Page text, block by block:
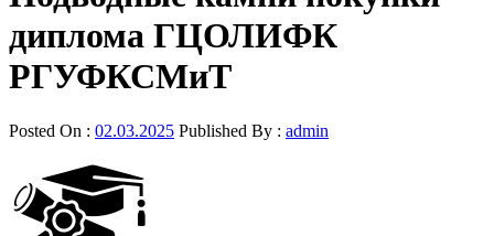
диплома ГЦОЛИФК
РГУФКСМиТ
Posted On : 02.03.2025 Published By : admin